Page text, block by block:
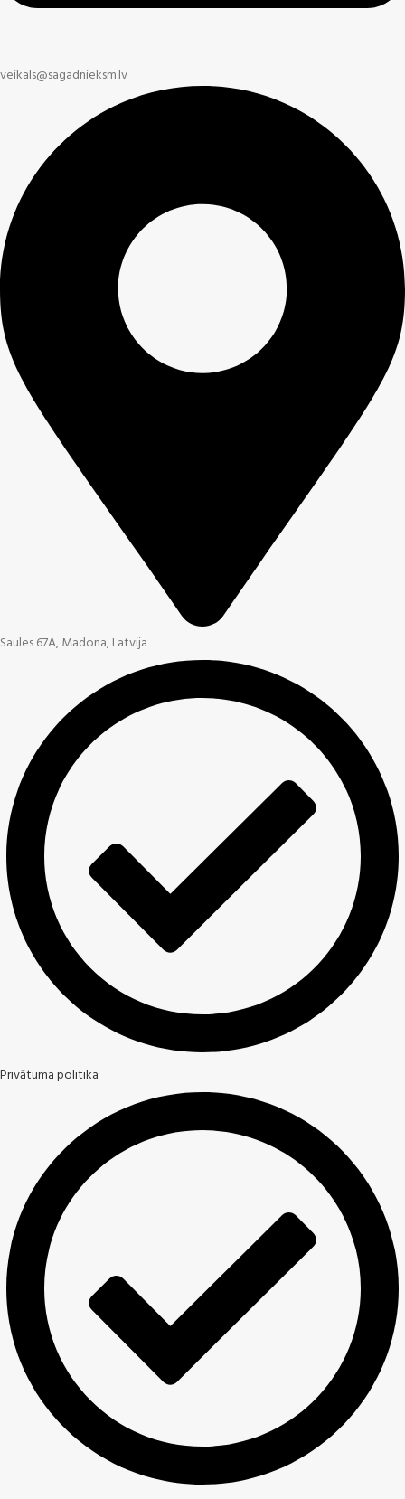
veikals@sagadnieksm.lv
Saules 67A, Madona, Latvija
Privātuma politika